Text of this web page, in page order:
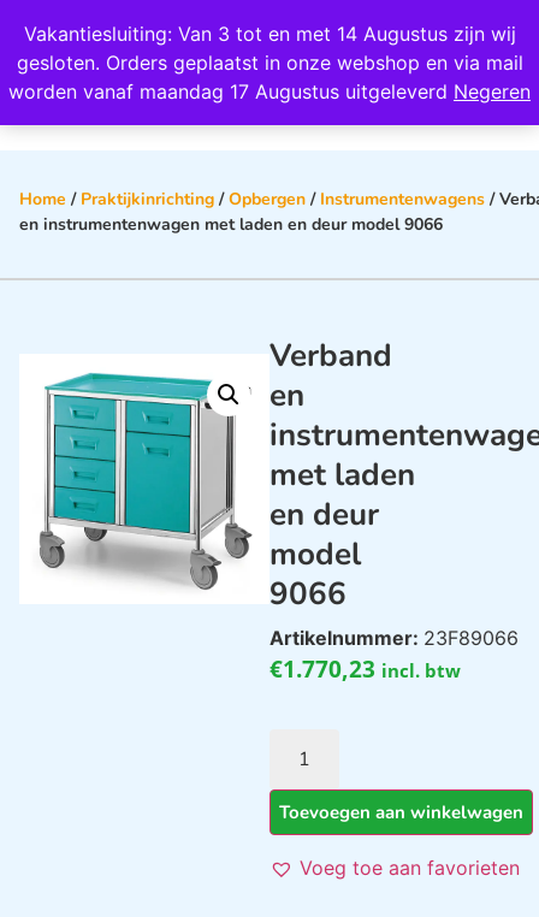
Vakantiesluiting: Van 3 tot en met 14 Augustus zijn wij
gesloten. Orders geplaatst in onze webshop en via mail
worden vanaf maandag 17 Augustus uitgeleverd Negeren
Wij scoren een 4,8 op Google
Home / Praktijkinrichting /Opbergen / Instrumentenwagens /
en instrumentenwagen met laden en deur model 9066
Verband
en
met laden
en deur
model
9066
Artikelnummer: 23F89066
€1.770,23 incl. btw
Toevoegen aan winkelwagen
Voeg toe aan favorieten